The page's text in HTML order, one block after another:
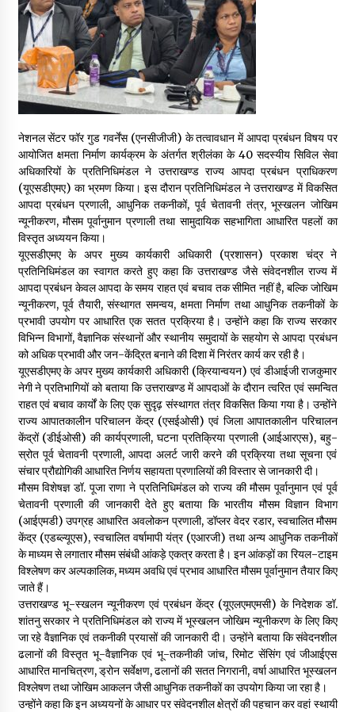
May 16, 2022
Thought Of The Day 14 May
May 14, 2022
Thought Of The Day 13 May
May 13, 2022
Thought Of The Day 12 May
May 12, 2022
Thought Of The Day 11 May
May 11, 2022
Thought Of The Day 10 May
May 10, 2022
Thought Of The Day 9 May
May 9, 2022
नेशनल सेंटर फॉर गुड गवर्नेंस (एनसीजीजी) के तत्वावधान में आपदा प्रबंधन विषय पर
आयोजित क्षमता निर्माण कार्यक्रम के अंतर्गत श्रीलंका के 40 सदस्यीय सिविल सेवा
अधिकारियों के प्रतिनिधिमंडल ने उत्तराखण्ड राज्य आपदा प्रबंधन प्राधिकरण
(यूएसडीएमए) का भ्रमण किया। इस दौरान प्रतिनिधिमंडल ने उत्तराखण्ड में विकसित
आपदा प्रबंधन प्रणाली, आधुनिक तकनीकों, पूर्व चेतावनी तंत्र, भूस्खलन जोखिम
न्यूनीकरण, मौसम पूर्वानुमान प्रणाली तथा सामुदायिक सहभागिता आधारित पहलों का
विस्तृत अध्ययन किया।
यूएसडीएमए के अपर मुख्य कार्यकारी अधिकारी (प्रशासन) प्रकाश चंद्र ने
प्रतिनिधिमंडल का स्वागत करते हुए कहा कि उत्तराखण्ड जैसे संवेदनशील राज्य में
आपदा प्रबंधन केवल आपदा के समय राहत एवं बचाव तक सीमित नहीं है, बल्कि जोखिम
न्यूनीकरण, पूर्व तैयारी, संस्थागत समन्वय, क्षमता निर्माण तथा आधुनिक तकनीकों के
प्रभावी उपयोग पर आधारित एक सतत प्रक्रिया है। उन्होंने कहा कि राज्य सरकार
विभिन्न विभागों, वैज्ञानिक संस्थानों और स्थानीय समुदायों के सहयोग से आपदा प्रबंधन
को अधिक प्रभावी और जन-केंद्रित बनाने की दिशा में निरंतर कार्य कर रही है।
यूएसडीएमए के अपर मुख्य कार्यकारी अधिकारी (क्रियान्वयन) एवं डीआईजी राजकुमार
नेगी ने प्रतिभागियों को बताया कि उत्तराखण्ड में आपदाओं के दौरान त्वरित एवं समन्वित
राहत एवं बचाव कार्यों के लिए एक सुदृढ़ संस्थागत तंत्र विकसित किया गया है। उन्होंने
राज्य आपातकालीन परिचालन केंद्र (एसईओसी) एवं जिला आपातकालीन परिचालन
केंद्रों (डीईओसी) की कार्यप्रणाली, घटना प्रतिक्रिया प्रणाली (आईआरएस), बहु-
स्रोत पूर्व चेतावनी प्रणाली, आपदा अलर्ट जारी करने की प्रक्रिया तथा सूचना एवं
संचार प्रौद्योगिकी आधारित निर्णय सहायता प्रणालियों की विस्तार से जानकारी दी।
मौसम विशेषज्ञ डॉ. पूजा राणा ने प्रतिनिधिमंडल को राज्य की मौसम पूर्वानुमान एवं पूर्व
चेतावनी प्रणाली की जानकारी देते हुए बताया कि भारतीय मौसम विज्ञान विभाग
(आईएमडी) उपग्रह आधारित अवलोकन प्रणाली, डॉप्लर वेदर रडार, स्वचालित मौसम
केंद्र (एडब्ल्यूएस), स्वचालित वर्षामापी यंत्र (एआरजी) तथा अन्य आधुनिक तकनीकों
के माध्यम से लगातार मौसम संबंधी आंकड़े एकत्र करता है। इन आंकड़ों का रियल-टाइम
विश्लेषण कर अल्पकालिक, मध्यम अवधि एवं प्रभाव आधारित मौसम पूर्वानुमान तैयार किए
जाते हैं।
उत्तराखण्ड भू-स्खलन न्यूनीकरण एवं प्रबंधन केंद्र (यूएलएमएमसी) के निदेशक डॉ.
शांतनु सरकार ने प्रतिनिधिमंडल को राज्य में भूस्खलन जोखिम न्यूनीकरण के लिए किए
जा रहे वैज्ञानिक एवं तकनीकी प्रयासों की जानकारी दी। उन्होंने बताया कि संवेदनशील
ढलानों की विस्तृत भू-वैज्ञानिक एवं भू-तकनीकी जांच, रिमोट सेंसिंग एवं जीआईएस
आधारित मानचित्रण, ड्रोन सर्वेक्षण, ढलानों की सतत निगरानी, वर्षा आधारित भूस्खलन
विश्लेषण तथा जोखिम आकलन जैसी आधुनिक तकनीकों का उपयोग किया जा रहा है।
उन्होंने कहा कि इन अध्ययनों के आधार पर संवेदनशील क्षेत्रों की पहचान कर वहां स्थायी